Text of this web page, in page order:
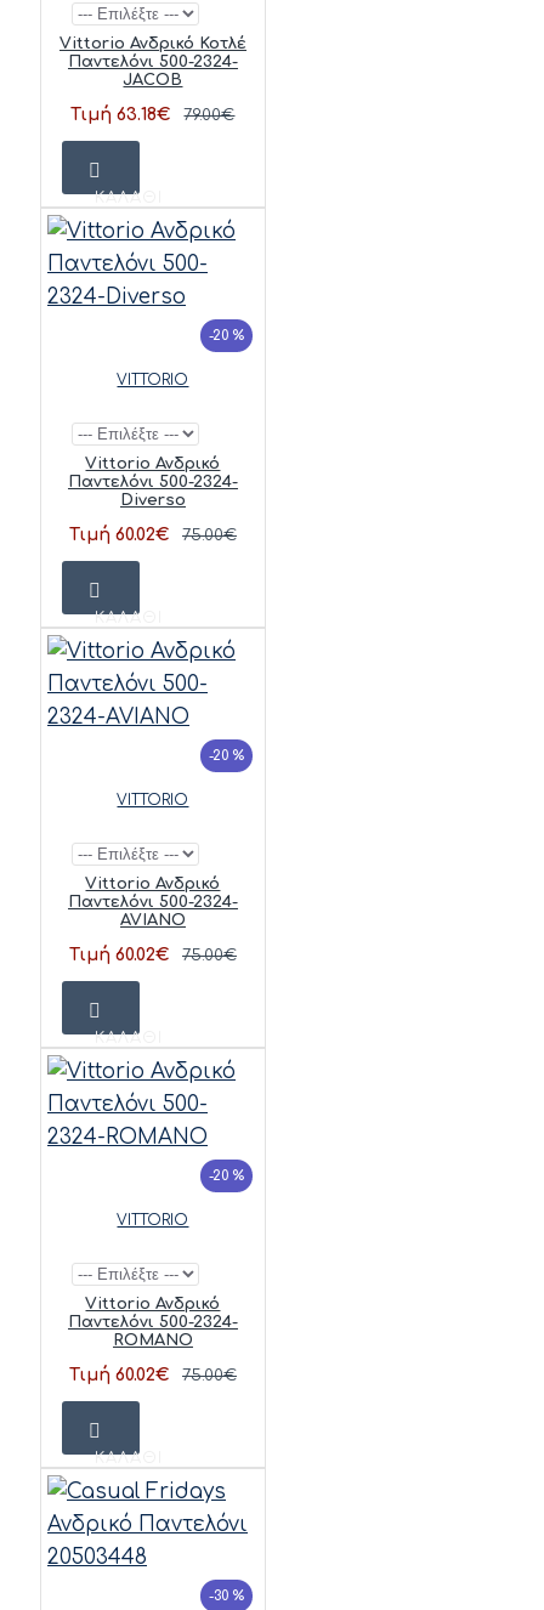
Vittorio Ανδρικό Κοτλέ
Παντελόνι 500-2324-
JACOB
Τιμή 63.18€ 79.00€
ΚΑΛΆΘΙ
-20 %
VITTORIO
Vittorio Ανδρικό
Παντελόνι 500-2324-
Diverso
Τιμή 60.02€ 75.00€
ΚΑΛΆΘΙ
-20 %
VITTORIO
Vittorio Ανδρικό
Παντελόνι 500-2324-
AVIANO
Τιμή 60.02€ 75.00€
ΚΑΛΆΘΙ
-20 %
VITTORIO
Vittorio Ανδρικό
Παντελόνι 500-2324-
ROMANO
Τιμή 60.02€ 75.00€
ΚΑΛΆΘΙ
-30 %